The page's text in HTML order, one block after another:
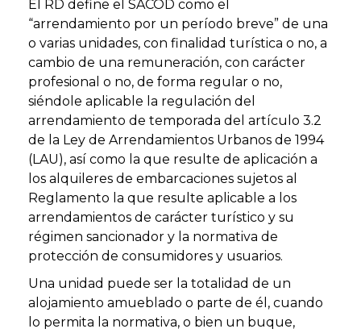
El RD define el SACOD como el
“arrendamiento por un período breve” de una
o varias unidades, con finalidad turística o no, a
cambio de una remuneración, con carácter
profesional o no, de forma regular o no,
siéndole aplicable la regulación del
arrendamiento de temporada del artículo 3.2
de la Ley de Arrendamientos Urbanos de 1994
(LAU), así como la que resulte de aplicación a
los alquileres de embarcaciones sujetos al
Reglamento la que resulte aplicable a los
arrendamientos de carácter turístico y su
régimen sancionador y la normativa de
protección de consumidores y usuarios.
Una unidad puede ser la totalidad de un
alojamiento amueblado o parte de él, cuando
lo permita la normativa, o bien un buque,